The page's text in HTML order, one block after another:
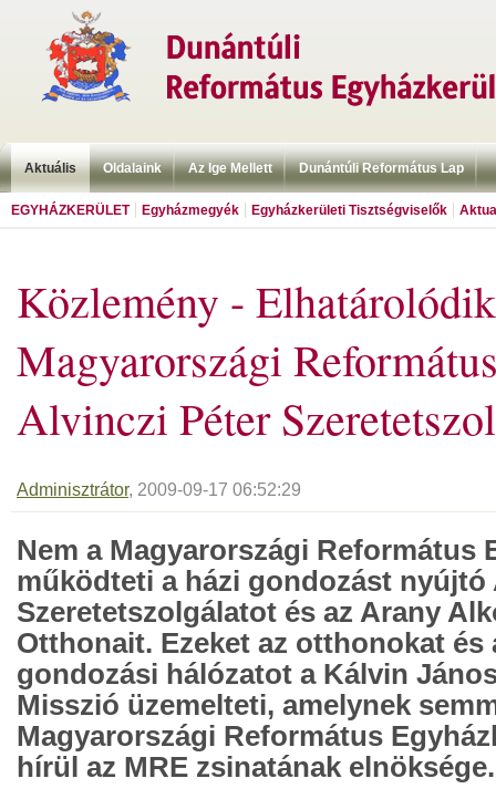
Aktuális Oldalaink Az Ige Mellett Dunántúli Református Lap
EGYHÁZKERÜLET Egyházmegyék Egyházkerületi Tisztségviselők
Közlemény -
Magyarországi
Alvinczi Péter
Adminisztrátor, 2009-09-17 06:52:29
Nem a Magyarországi Református
működteti a házi gondozást nyújtó
Szeretetszolgálatot és az Arany
Otthonait. Ezeket az otthonokat és
gondozási hálózatot a Kálvin
Misszió üzemelteti, amelynek
Magyarországi Református
hírül az MRE zsinatának elnöksége.